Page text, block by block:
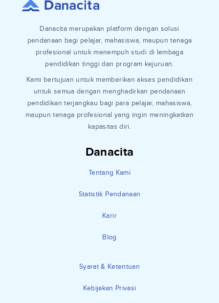
Danacita
Tentang Kami
Statistik Pendanaan
Karir
Blog
Syarat & Ketentuan
Kebijakan Privasi
Danacita merupakan platform dengan solusi
pendanaan bagi pelajar, mahasiswa, maupun tenaga
profesional untuk menempuh studi di lembaga
pendidikan tinggi dan program kejuruan.
Kami bertujuan untuk memberikan akses pendidikan
untuk semua dengan menghadirkan pendanaan
pendidikan terjangkau bagi para pelajar, mahasiswa,
maupun tenaga profesional yang ingin meningkatkan
kapasitas diri.